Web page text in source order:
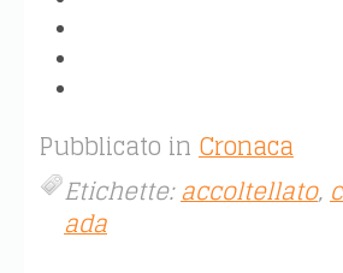
Pubblicato in Cronaca
Etichette:accoltellato,
ada